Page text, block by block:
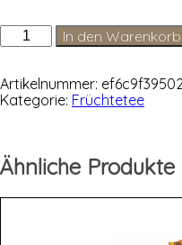
Dschungelblüte
Menge
In den Warenkorb
Artikelnummer:
Kategorie: Früchtetee
Ähnliche Produkte